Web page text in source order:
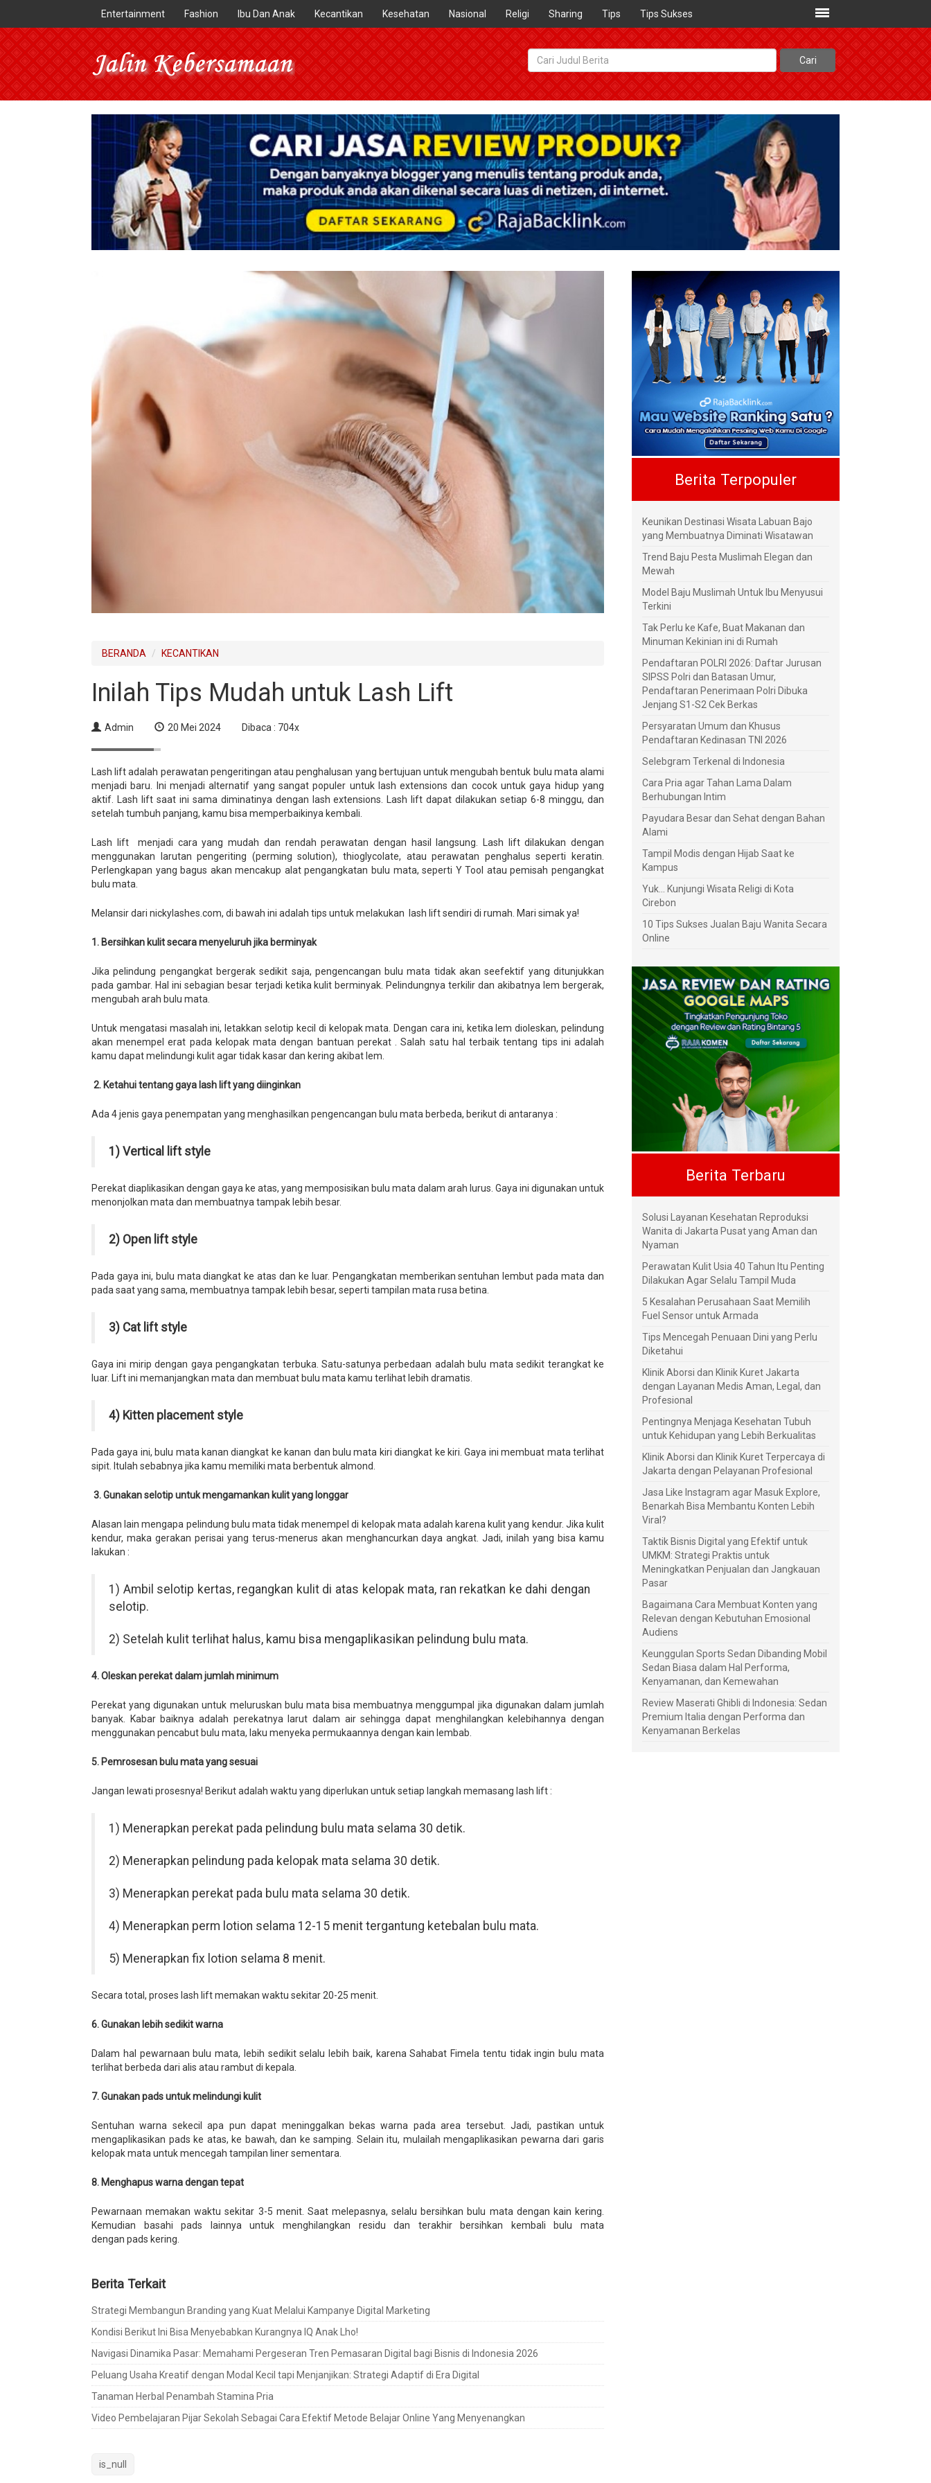
Entertainment Fashion Ibu Dan Anak Kecantikan Kesehatan Nasional Religi Sharing Tips Tips Sukses
BERANDA KECANTIKAN
Inilah Tips Mudah untuk Lash Lift
Admin 20 Mei 2024 Dibaca : 704x
Lash lift adalah perawatan pengeritingan atau penghalusan yang bertujuan untuk mengubah bentuk bulu mata alami
menjadi baru. Ini menjadi alternatif yang sangat populer untuk lash extensions dan cocok untuk gaya hidup yang
aktif. Lash lift saat ini sama diminatinya dengan lash extensions. Lash lift dapat dilakukan setiap 6-8 minggu, dan
setelah tumbuh panjang, kamu bisa memperbaikinya kembali.
Lash lift menjadi cara yang mudah dan rendah perawatan dengan hasil langsung. Lash lift dilakukan dengan
menggunakan larutan pengeriting (perming solution), thioglycolate, atau perawatan penghalus seperti keratin.
Perlengkapan yang bagus akan mencakup alat pengangkatan bulu mata, seperti Y Tool atau pemisah pengangkat
bulu mata.
Melansir dari nickylashes.com, di bawah ini adalah tips untuk melakukan lash lift sendiri di rumah. Mari simak ya!
1. Bersihkan kulit secara menyeluruh jika berminyak
Jika pelindung pengangkat bergerak sedikit saja, pengencangan bulu mata tidak akan seefektif yang ditunjukkan
pada gambar. Hal ini sebagian besar terjadi ketika kulit berminyak. Pelindungnya terkilir dan akibatnya lem bergerak,
mengubah arah bulu mata.
Untuk mengatasi masalah ini, letakkan selotip kecil di kelopak mata. Dengan cara ini, ketika lem dioleskan, pelindung
akan menempel erat pada kelopak mata dengan bantuan perekat . Salah satu hal terbaik tentang tips ini adalah
kamu dapat melindungi kulit agar tidak kasar dan kering akibat lem.
2. Ketahui tentang gaya lash lift yang diinginkan
Ada 4 jenis gaya penempatan yang menghasilkan pengencangan bulu mata berbeda, berikut di antaranya :
1) Vertical lift style
Perekat diaplikasikan dengan gaya ke atas, yang memposisikan bulu mata dalam arah lurus. Gaya ini digunakan untuk
menonjolkan mata dan membuatnya tampak lebih besar.
2) Open lift style
Pada gaya ini, bulu mata diangkat ke atas dan ke luar. Pengangkatan memberikan sentuhan lembut pada mata dan
pada saat yang sama, membuatnya tampak lebih besar, seperti tampilan mata rusa betina.
3) Cat lift style
Gaya ini mirip dengan gaya pengangkatan terbuka. Satu-satunya perbedaan adalah bulu mata sedikit terangkat ke
luar. Lift ini memanjangkan mata dan membuat bulu mata kamu terlihat lebih dramatis.
4) Kitten placement style
Pada gaya ini, bulu mata kanan diangkat ke kanan dan bulu mata kiri diangkat ke kiri. Gaya ini membuat mata terlihat
sipit. Itulah sebabnya jika kamu memiliki mata berbentuk almond.
3. Gunakan selotip untuk mengamankan kulit yang longgar
Alasan lain mengapa pelindung bulu mata tidak menempel di kelopak mata adalah karena kulit yang kendur. Jika kulit
kendur, maka gerakan perisai yang terus-menerus akan menghancurkan daya angkat. Jadi, inilah yang bisa kamu
lakukan :
1) Ambil selotip kertas, regangkan kulit di atas kelopak mata, ran rekatkan ke dahi dengan
selotip.
2) Setelah kulit terlihat halus, kamu bisa mengaplikasikan pelindung bulu mata.
4. Oleskan perekat dalam jumlah minimum
Perekat yang digunakan untuk meluruskan bulu mata bisa membuatnya menggumpal jika digunakan dalam jumlah
banyak. Kabar baiknya adalah perekatnya larut dalam air sehingga dapat menghilangkan kelebihannya dengan
menggunakan pencabut bulu mata, laku menyeka permukaannya dengan kain lembab.
5. Pemrosesan bulu mata yang sesuai
Jangan lewati prosesnya! Berikut adalah waktu yang diperlukan untuk setiap langkah memasang lash lift :
1) Menerapkan perekat pada pelindung bulu mata selama 30 detik.
2) Menerapkan pelindung pada kelopak mata selama 30 detik.
3) Menerapkan perekat pada bulu mata selama 30 detik.
4) Menerapkan perm lotion selama 12-15 menit tergantung ketebalan bulu mata.
5) Menerapkan fix lotion selama 8 menit.
Secara total, proses lash lift memakan waktu sekitar 20-25 menit.
6. Gunakan lebih sedikit warna
Dalam hal pewarnaan bulu mata, lebih sedikit selalu lebih baik, karena Sahabat Fimela tentu tidak ingin bulu mata
terlihat berbeda dari alis atau rambut di kepala.
7. Gunakan pads untuk melindungi kulit
Sentuhan warna sekecil apa pun dapat meninggalkan bekas warna pada area tersebut. Jadi, pastikan untuk
mengaplikasikan pads ke atas, ke bawah, dan ke samping. Selain itu, mulailah mengaplikasikan pewarna dari garis
kelopak mata untuk mencegah tampilan liner sementara.
8. Menghapus warna dengan tepat
Pewarnaan memakan waktu sekitar 3-5 menit. Saat melepasnya, selalu bersihkan bulu mata dengan kain kering.
Kemudian basahi pads lainnya untuk menghilangkan residu dan terakhir bersihkan kembali bulu mata
dengan pads kering.
Berita Terkait
Strategi Membangun Branding yang Kuat Melalui Kampanye Digital Marketing
Kondisi Berikut Ini Bisa Menyebabkan Kurangnya IQ Anak Lho!
Navigasi Dinamika Pasar: Memahami Pergeseran Tren Pemasaran Digital bagi Bisnis di Indonesia 2026
Peluang Usaha Kreatif dengan Modal Kecil tapi Menjanjikan: Strategi Adaptif di Era Digital
Tanaman Herbal Penambah Stamina Pria
Video Pembelajaran Pijar Sekolah Sebagai Cara Efektif Metode Belajar Online Yang Menyenangkan
is_null
Berita Terpopuler
Keunikan Destinasi Wisata Labuan Bajo
yang Membuatnya Diminati Wisatawan
Trend Baju Pesta Muslimah Elegan dan
Mewah
Model Baju Muslimah Untuk Ibu Menyusui
Terkini
Tak Perlu ke Kafe, Buat Makanan dan
Minuman Kekinian ini di Rumah
Pendaftaran POLRI 2026: Daftar Jurusan
SIPSS Polri dan Batasan Umur,
Pendaftaran Penerimaan Polri Dibuka
Jenjang S1-S2 Cek Berkas
Persyaratan Umum dan Khusus
Pendaftaran Kedinasan TNI 2026
Selebgram Terkenal di Indonesia
Cara Pria agar Tahan Lama Dalam
Berhubungan Intim
Payudara Besar dan Sehat dengan Bahan
Alami
Tampil Modis dengan Hijab Saat ke
Kampus
Yuk... Kunjungi Wisata Religi di Kota
Cirebon
10 Tips Sukses Jualan Baju Wanita Secara
Online
Berita Terbaru
Solusi Layanan Kesehatan Reproduksi
Wanita di Jakarta Pusat yang Aman dan
Nyaman
Perawatan Kulit Usia 40 Tahun Itu Penting
Dilakukan Agar Selalu Tampil Muda
5 Kesalahan Perusahaan Saat Memilih
Fuel Sensor untuk Armada
Tips Mencegah Penuaan Dini yang Perlu
Diketahui
Klinik Aborsi dan Klinik Kuret Jakarta
dengan Layanan Medis Aman, Legal, dan
Profesional
Pentingnya Menjaga Kesehatan Tubuh
untuk Kehidupan yang Lebih Berkualitas
Klinik Aborsi dan Klinik Kuret Terpercaya di
Jakarta dengan Pelayanan Profesional
Jasa Like Instagram agar Masuk Explore,
Benarkah Bisa Membantu Konten Lebih
Viral?
Taktik Bisnis Digital yang Efektif untuk
UMKM: Strategi Praktis untuk
Meningkatkan Penjualan dan Jangkauan
Pasar
Bagaimana Cara Membuat Konten yang
Relevan dengan Kebutuhan Emosional
Audiens
Keunggulan Sports Sedan Dibanding Mobil
Sedan Biasa dalam Hal Performa,
Kenyamanan, dan Kemewahan
Review Maserati Ghibli di Indonesia: Sedan
Premium Italia dengan Performa dan
Kenyamanan Berkelas